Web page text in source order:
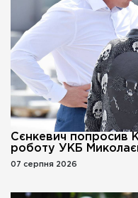
Сєнкевич попросив
роботу УКБ
07 серпня 2026